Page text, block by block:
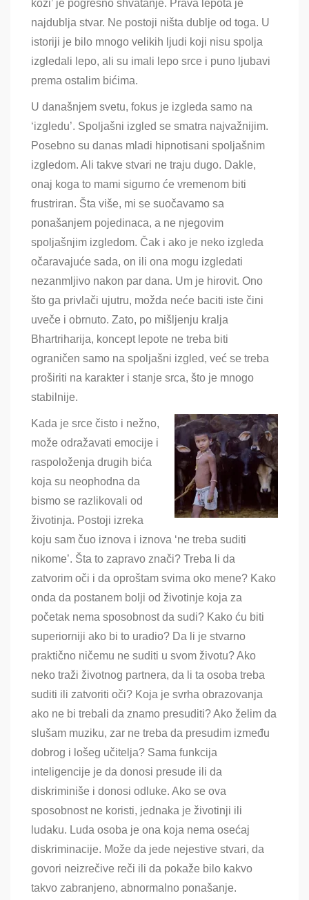
koži’ je pogrešno shvatanje. Prava lepota je
najdublja stvar. Ne postoji ništa dublje od toga. U
istoriji je bilo mnogo velikih ljudi koji nisu spolja
izgledali lepo, ali su imali lepo srce i puno ljubavi
prema ostalim bićima.
U današnjem svetu, fokus je izgleda samo na
‘izgledu’. Spoljašni izgled se smatra najvažnijim.
Posebno su danas mladi hipnotisani spoljašnim
izgledom. Ali takve stvari ne traju dugo. Dakle,
onaj koga to mami sigurno će vremenom biti
frustriran. Šta više, mi se suočavamo sa
ponašanjem pojedinaca, a ne njegovim
spoljašnjim izgledom. Čak i ako je neko izgleda
očaravajuće sada, on ili ona mogu izgledati
nezanmljivo nakon par dana. Um je hirovit. Ono
što ga privlači ujutru, možda neće baciti iste čini
uveče i obrnuto. Zato, po mišljenju kralja
Bhartriharija, koncept lepote ne treba biti
ograničen samo na spoljašni izgled, već se treba
proširiti na karakter i stanje srca, što je mnogo
stabilnije.
Kada je srce čisto i nežno,
može odražavati emocije i
raspoloženja drugih bića
koja su neophodna da
bismo se razlikovali od
životinja. Postoji izreka
koju sam čuo iznova i iznova ‘ne treba suditi
nikome’. Šta to zapravo znači? Treba li da
zatvorim oči i da oproštam svima oko mene? Kako
onda da postanem bolji od životinje koja za
početak nema sposobnost da sudi? Kako ću biti
superiorniji ako bi to uradio? Da li je stvarno
praktično ničemu ne suditi u svom životu? Ako
neko traži životnog partnera, da li ta osoba treba
suditi ili zatvoriti oči? Koja je svrha obrazovanja
ako ne bi trebali da znamo presuditi? Ako želim da
slušam muziku, zar ne treba da presudim između
dobrog i lošeg učitelja? Sama funkcija
inteligencije je da donosi presude ili da
diskriminiše i donosi odluke. Ako se ova
sposobnost ne koristi, jednaka je životinji ili
ludaku. Luda osoba je ona koja nema osećaj
diskriminacije. Može da jede nejestive stvari, da
govori neizrečive reči ili da pokaže bilo kakvo
takvo zabranjeno, abnormalno ponašanje.